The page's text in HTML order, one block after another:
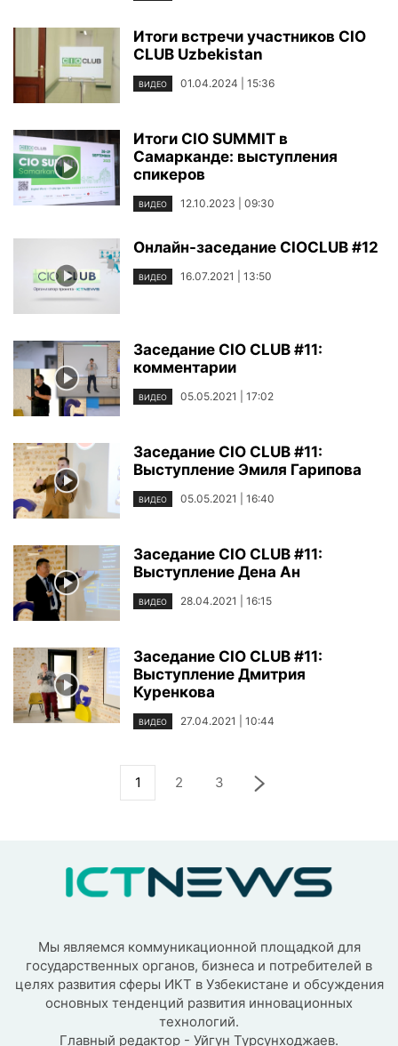
Итоги встречи участников CIO
CLUB Uzbekistan
ВИДЕО 01.04.2024 | 15:36
Итоги CIO SUMMIT в
Самарканде: выступления
спикеров
ВИДЕО 12.10.2023 | 09:30
Онлайн-заседание CIOCLUB #12
ВИДЕО 16.07.2021 | 13:50
Заседание CIO CLUB #11:
комментарии
ВИДЕО 05.05.2021 | 17:02
Заседание CIO CLUB #11:
Выступление Эмиля Гарипова
ВИДЕО 05.05.2021 | 16:40
Заседание CIO CLUB #11:
Выступление Дена Ан
ВИДЕО 28.04.2021 | 16:15
Заседание CIO CLUB #11:
Выступление Дмитрия
Куренкова
ВИДЕО 27.04.2021 | 10:44
1 2 3
Мы являемся коммуникационной площадкой для
государственных органов, бизнеса и потребителей в
целях развития сферы ИКТ в Узбекистане и обсуждения
основных тенденций развития инновационных
технологий.
Главный редактор - Уйгун Турсунходжаев.